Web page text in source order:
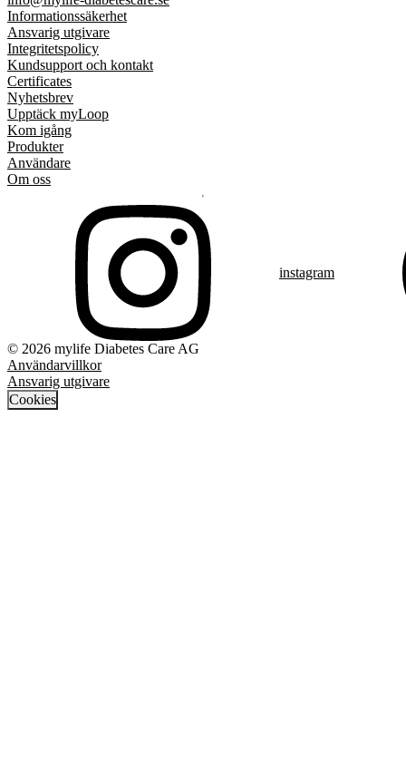
Informationssäkerhet
Ansvarig utgivare
Integritetspolicy
Kundsupport och kontakt
Certificates
Nyhetsbrev
Upptäck myLoop
Kom igång
Produkter
Användare
Om oss
instagram
© 2026 mylife Diabetes Care AG
Användarvillkor
Ansvarig utgivare
Cookies